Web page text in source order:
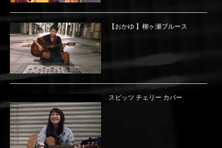
【おかゆ 】柳ヶ瀬ブルース
スピッツ チェリー カバー